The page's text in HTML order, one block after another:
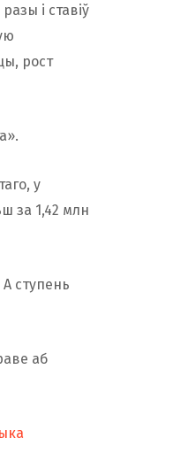
і ставіў
рост
у
за 1,42 млн
ступень
аб